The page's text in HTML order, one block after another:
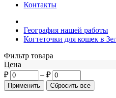
Контакты
География нашей работы
Когтеточки для кошек в
Фильтр товара
Цена
₽
– ₽